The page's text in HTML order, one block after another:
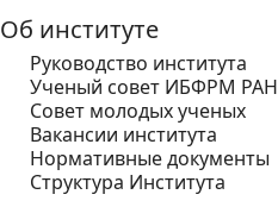
Об институте
Руководство института
Ученый cовет ИБФРМ РАН
Совет молодых ученых
Вакансии института
Нормативные документы
Структура Института